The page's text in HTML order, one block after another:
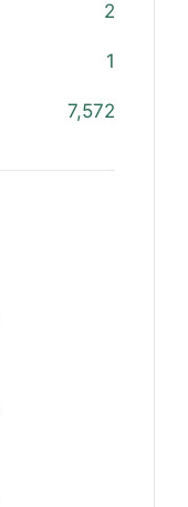
2
1
7,572